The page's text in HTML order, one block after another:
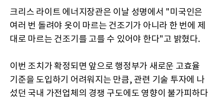
크리스 라이트 에너지장관은 이날 성명에서 "미국인은
여러 번 돌려야 옷이 마르는 건조기가 아니라 한 번에 제
대로 마르는 건조기를 고를 수 있어야 한다"고 밝혔다.
이번 조치가 확정되면 앞으로 행정부가 새로운 고효율
기준을 도입하기 어려워지는 만큼, 관련 기술 투자에 나
섰던 국내 가전업체의 경쟁 구도에도 영향이 불가피하다